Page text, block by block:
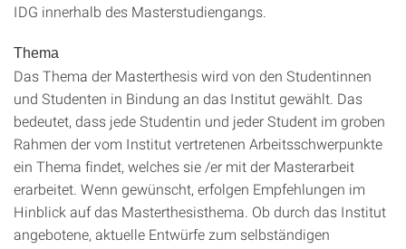
IDG innerhalb des Masterstudiengangs.
Thema
Das Thema der Masterthesis wird von den Studentinnen
und Studenten in Bindung an das Institut gewählt. Das
bedeutet, dass jede Studentin und jeder Student im groben
Rahmen der vom Institut vertretenen Arbeitsschwerpunkte
ein Thema findet, welches sie /er mit der Masterarbeit
erarbeitet. Wenn gewünscht, erfolgen Empfehlungen im
Hinblick auf das Masterthesisthema. Ob durch das Institut
angebotene, aktuelle Entwürfe zum selbständigen